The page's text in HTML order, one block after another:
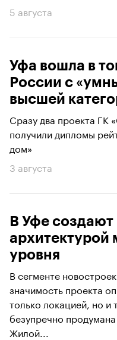
5 августа
Уфа вошла в
России с
высшей
Сразу два проекта ГК
получили дипломы
дом»
3 августа
В Уфе создают
архитектурой
уровня
В сегменте
значимость проекта
только локацией, но и
безупречно
Жилой...